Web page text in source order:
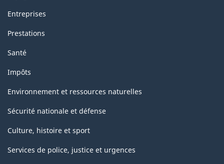
Entreprises
Prestations
Santé
Impôts
Environnement et ressources naturelles
Sécurité nationale et défense
Culture, histoire et sport
Services de police, justice et urgences